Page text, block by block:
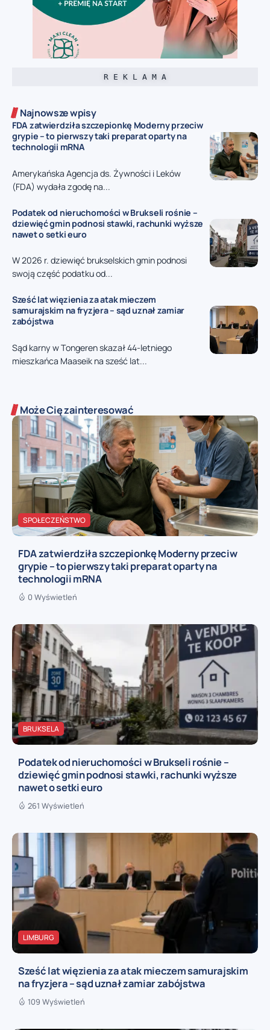
R E K L A M A
Najnowsze wpisy
FDA zatwierdziła szczepionkę Moderny przeciw
grypie – to pierwszy taki preparat oparty na
technologii mRNA
Amerykańska Agencja ds. Żywności i Leków
(FDA) wydała zgodę na...
Podatek od nieruchomości w Brukseli rośnie –
dziewięć gmin podnosi stawki, rachunki wyższe
nawet o setki euro
W 2026 r. dziewięć brukselskich gmin podnosi
swoją część podatku od...
Sześć lat więzienia za atak mieczem
samurajskim na fryzjera – sąd uznał zamiar
zabójstwa
Sąd karny w Tongeren skazał 44-letniego
mieszkańca Maaseik na sześć lat...
Może Cię zainteresować
SPOŁECZEŃSTWO
FDA zatwierdziła szczepionkę Moderny przeciw
grypie – to pierwszy taki preparat oparty na
technologii mRNA
0 Wyświetleń
BRUKSELA
Podatek od nieruchomości w Brukseli rośnie –
dziewięć gmin podnosi stawki, rachunki wyższe
nawet o setki euro
261 Wyświetleń
LIMBURG
Sześć lat więzienia za atak mieczem samurajskim
na fryzjera – sąd uznał zamiar zabójstwa
109 Wyświetleń